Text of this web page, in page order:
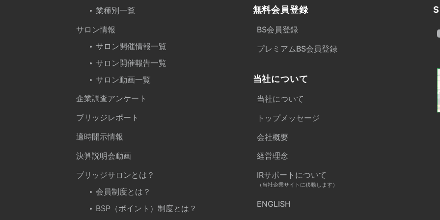
業種別一覧
サロン情報
サロン開催情報一覧
サロン開催報告一覧
サロン動画一覧
企業調査アンケート
ブリッジレポート
適時開示情報
決算説明会動画
ブリッジサロンとは？
会員制度とは？
BSP（ポイント）制度とは？
無料会員登録
BS会員登録
プレミアムBS会員登録
当社について
当社について
トップメッセージ
会社概要
経営理念
IRサポートについて
（当社企業サイトに移動します）
ENGLISH